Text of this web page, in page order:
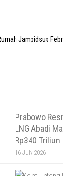
Jampidsus
Prabowo
LNG Abadi
Rp340 Triliun
16 July 2026